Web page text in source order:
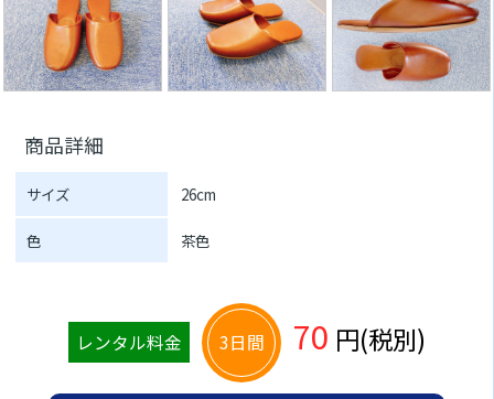
商品詳細
サイズ 26cm
色 茶色
レンタル料金 3日間 70 円(税別)